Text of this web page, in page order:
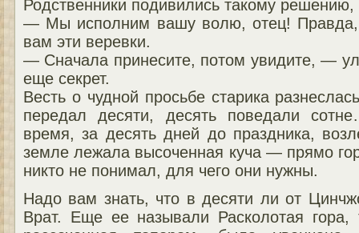
Родственники подивились такому решению,
— Мы исполним вашу волю, отец! Правда,
вам эти веревки.
— Сначала принесите, потом увидите, —
еще секрет.
Весть о чудной просьбе старика
передал десяти, десять поведали
время, за десять дней до праздника,
земле лежала высоченная куча — прямо
никто не понимал, для чего они нужны.
Надо вам знать, что в десяти ли от
Врат. Еще ее называли Расколотая гора,